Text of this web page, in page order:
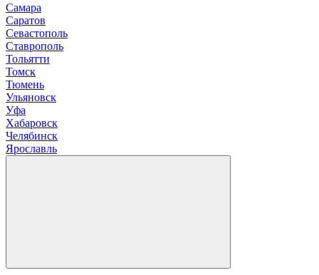
Самара
Саратов
Севастополь
Ставрополь
Тольятти
Томск
Тюмень
Ульяновск
Уфа
Хабаровск
Челябинск
Ярославль